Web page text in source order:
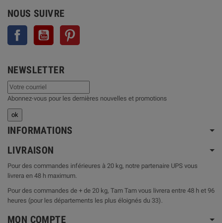
NOUS SUIVRE
Facebook YouTube
NEWSLETTER
Abonnez-vous pour les dernières nouvelles et promotions
INFORMATIONS
LIVRAISON
Pour des commandes inférieures à 20 kg, notre partenaire UPS vous
livrera en 48 h maximum.
Pour des commandes de + de 20 kg, Tam Tam vous livrera entre 48 h et 96
heures (pour les départements les plus éloignés du 33).
MON COMPTE